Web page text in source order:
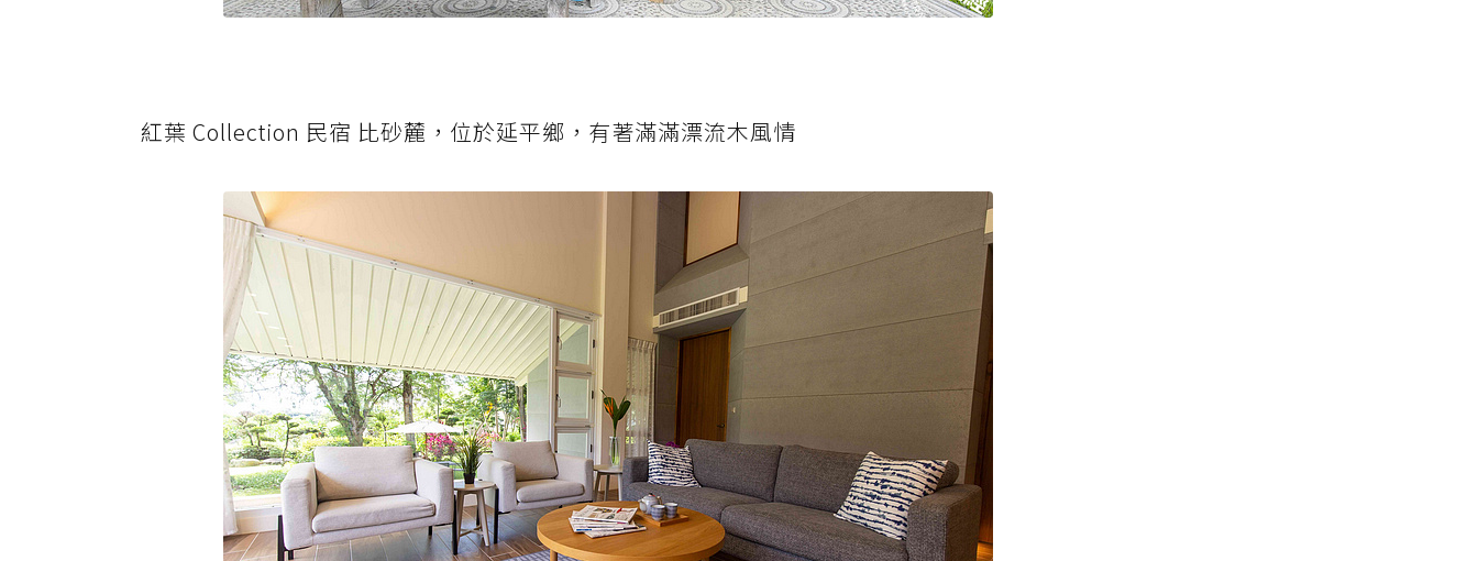
紅葉 Collection 民宿 比砂麓，位於延平鄉，有著滿滿漂流木風情